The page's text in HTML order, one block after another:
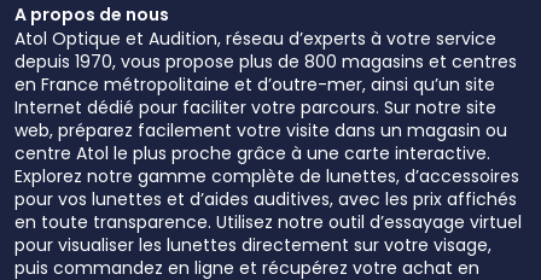
A propos de nous
Atol Optique et Audition, réseau d’experts à votre service
depuis 1970, vous propose plus de 800 magasins et centres
en France métropolitaine et d’outre-mer, ainsi qu’un site
Internet dédié pour faciliter votre parcours. Sur notre site
web, préparez facilement votre visite dans un magasin ou
centre Atol le plus proche grâce à une carte interactive.
Explorez notre gamme complète de lunettes, d’accessoires
pour vos lunettes et d’aides auditives, avec les prix affichés
en toute transparence. Utilisez notre outil d’essayage virtuel
pour visualiser les lunettes directement sur votre visage,
puis commandez en ligne et récupérez votre achat en